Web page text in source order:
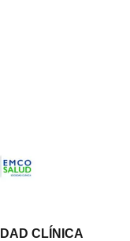
CLÍNICA